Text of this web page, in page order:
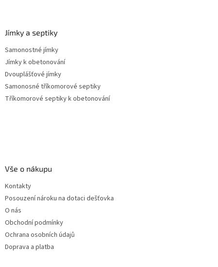
Jímky a septiky
Samonostné jímky
Jímky k obetonování
Dvouplášťové jímky
Samonosné tříkomorové septiky
Tříkomorové septiky k obetonování
Vše o nákupu
Kontakty
Posouzení nároku na dotaci dešťovka
O nás
Obchodní podmínky
Ochrana osobních údajů
Doprava a platba